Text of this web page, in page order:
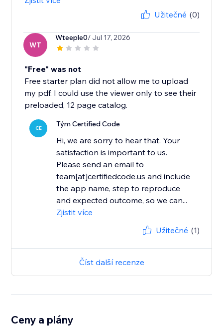
Užitečné (0)
WT
Wteeple0/ Jul 17, 2026
"Free" was not
Free starter plan did not allow me to upload
my pdf. I could use the viewer only to see their
preloaded, 12 page catalog.
CE Tým Certified Code
Hi, we are sorry to hear that. Your
satisfaction is important to us.
Please send an email to
team[at]certifiedcode.us and include
the app name, step to reproduce
and expected outcome, so we can...
Zjistit více
Užitečné (1)
Číst další recenze
Ceny a plány